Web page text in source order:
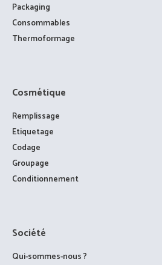
Packaging
Consommables
Thermoformage
Cosmétique
Remplissage
Etiquetage
Codage
Groupage
Conditionnement
Société
Qui-sommes-nous ?